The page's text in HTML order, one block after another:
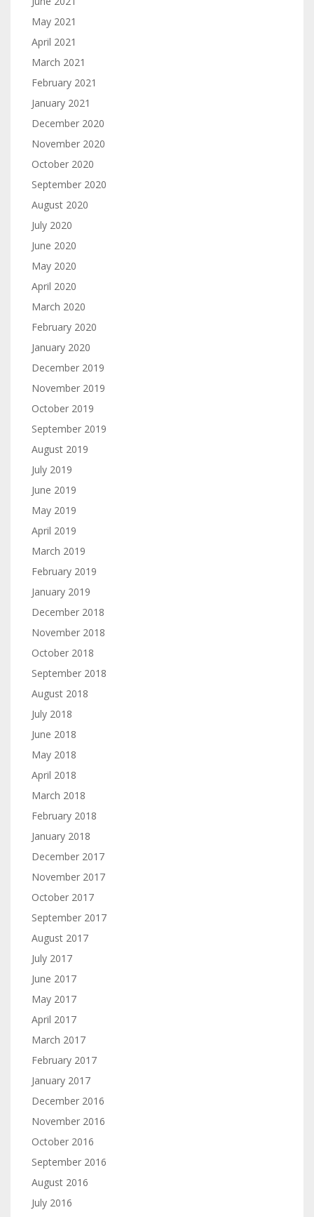
May 2021
April 2021
March 2021
February 2021
January 2021
December 2020
November 2020
October 2020
September 2020
August 2020
July 2020
June 2020
May 2020
April 2020
March 2020
February 2020
January 2020
December 2019
November 2019
October 2019
September 2019
August 2019
July 2019
June 2019
May 2019
April 2019
March 2019
February 2019
January 2019
December 2018
November 2018
October 2018
September 2018
August 2018
July 2018
June 2018
May 2018
April 2018
March 2018
February 2018
January 2018
December 2017
November 2017
October 2017
September 2017
August 2017
July 2017
June 2017
May 2017
April 2017
March 2017
February 2017
January 2017
December 2016
November 2016
October 2016
September 2016
August 2016
July 2016